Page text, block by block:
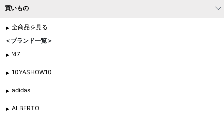
買いもの
全商品を見る
＜ブランド一覧＞
'47
10YASHOW10
adidas
ALBERTO